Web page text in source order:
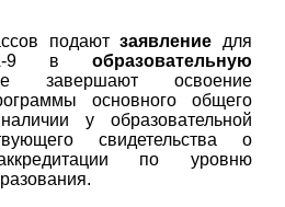
подаютзаявление для
9 в образовательную
завершают освоение
основного общего
у образовательной
свидетельства о
аккредитации по уровню